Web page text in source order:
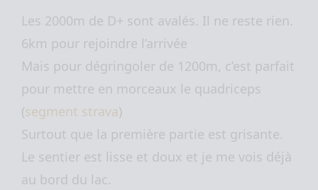
Les 2000m de D+ sont avalés. Il ne reste rien.
6km pour rejoindre l’arrivée
Mais pour dégringoler de 1200m, c’est parfait
pour mettre en morceaux le quadriceps
(segment strava)
Surtout que la première partie est grisante.
Le sentier est lisse et doux et je me vois déjà
au bord du lac.